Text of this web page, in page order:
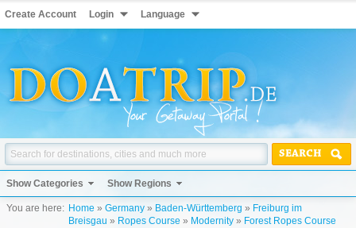
Create Account Login Language
SEARCH
Show Categories Show Regions
You are here: Home » Germany » Baden-Württemberg » Freiburg im
Breisgau » Ropes Course » Modernity » Forest Ropes Course